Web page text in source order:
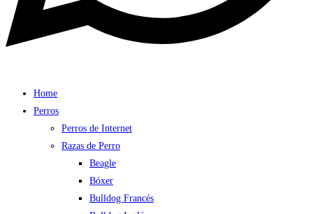
Home
Perros
Perros de Internet
Razas de Perro
Beagle
Bóxer
Bulldog Francés